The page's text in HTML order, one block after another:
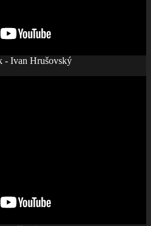
- Ivan Hrušovský